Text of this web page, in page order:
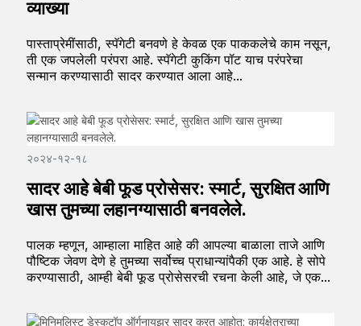
व्याख्या
पास्ताप्रेमींसाठी, स्पॅगेटी बनवणे हे केवळ एक पाककलेचे काम नसून,
ती एक जपलेली परंपरा आहे. स्पॅगेटी कुकिंग पॉट याच परंपरेचा
सन्मान करण्यासाठी सादर करण्यात आला आहे...
२०२४-१२-१८
सादर आहे बेबी फूड प्रोसेसर: स्मार्ट, सुरक्षित आणि
खास तुमच्या लहानग्यासाठी बनवलेले.
पालक म्हणून, आम्हाला माहित आहे की आपल्या बाळाला ताजे आणि
पौष्टिक जेवण देणे हे तुमच्या सर्वोच्च प्राधान्यांपैकी एक आहे. हे सोपे
करण्यासाठी, आम्ही बेबी फूड प्रोसेसरची रचना केली आहे, जे एक...